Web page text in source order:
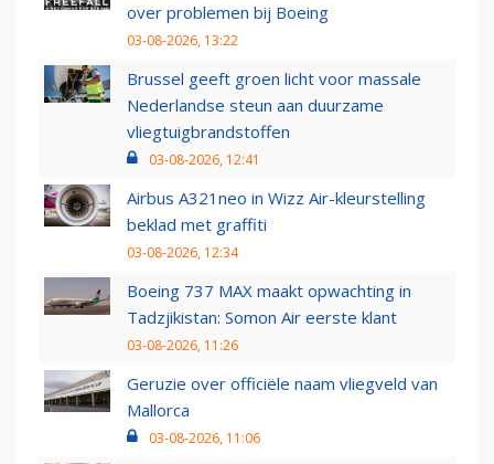
over problemen bij Boeing
03-08-2026, 13:22
Brussel geeft groen licht voor massale
Nederlandse steun aan duurzame
vliegtuigbrandstoffen
03-08-2026, 12:41
Airbus A321neo in Wizz Air-kleurstelling
beklad met graffiti
03-08-2026, 12:34
Boeing 737 MAX maakt opwachting in
Tadzjikistan: Somon Air eerste klant
03-08-2026, 11:26
Geruzie over officiële naam vliegveld van
Mallorca
03-08-2026, 11:06